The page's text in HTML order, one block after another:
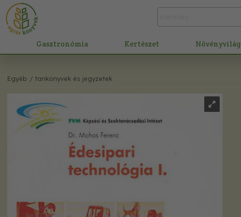
Gasztronómia Kertészet Növényvilág
Egyéb / tankönyvek és jegyzetek